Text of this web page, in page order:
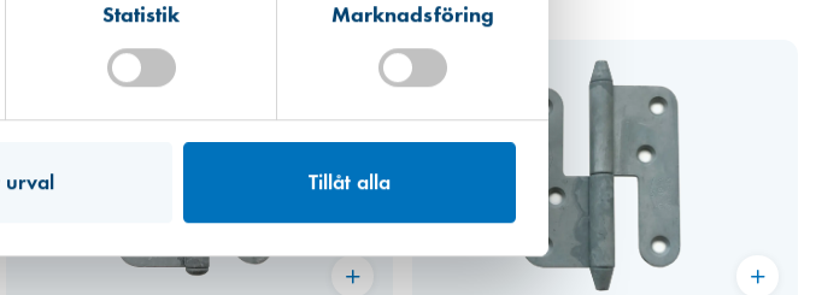
Statistik Marknadsföring
urval Tillåt alla
Hitta hit